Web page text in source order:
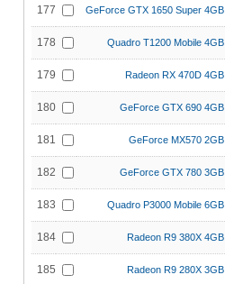
177 GeForce GTX 1650 Super 4GB
178 Quadro T1200 Mobile 4GB
179 Radeon RX 470D 4GB
180 GeForce GTX 690 4GB
181 GeForce MX570 2GB
182 GeForce GTX 780 3GB
183 Quadro P3000 Mobile 6GB
184 Radeon R9 380X 4GB
185 Radeon R9 280X 3GB